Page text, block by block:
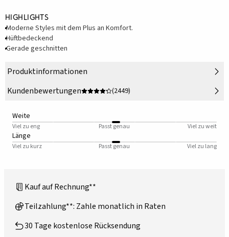
Highlights
Moderne Styles mit dem Plus an Komfort.
Hüftbedeckend
Gerade geschnitten
Produktinformationen
Kundenbewertungen
(2449)
Weite
Viel zu eng Passt genau Viel zu weit
Länge
Viel zu kurz Passt genau Viel zu lang
Kauf auf Rechnung**
Teilzahlung**: Zahle monatlich in Raten
30 Tage kostenlose Rücksendung